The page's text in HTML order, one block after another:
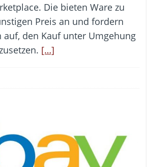
Die bieten Ware zu
Preis an und fordern
auf, den Kauf unter Umgehung
[…]